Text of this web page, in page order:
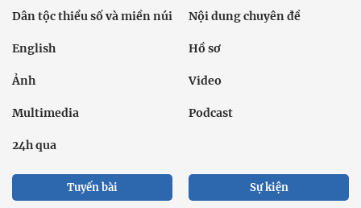
Dân tộc thiểu số và miền núi Nội dung chuyên đề
English Hồ sơ
Ảnh Video
Multimedia Podcast
24h qua
Tuyến bài Sự kiện